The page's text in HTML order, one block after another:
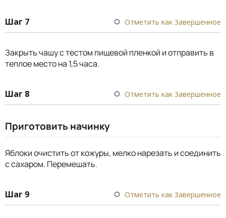
Шаг 7 Отметить как Завершенное
Закрыть чашу с тестом пищевой пленкой и отправить в
теплое место на 1,5 часа.
Шаг 8 Отметить как Завершенное
Приготовить начинку
Яблоки очистить от кожуры, мелко нарезать и соединить
с сахаром. Перемешать.
Шаг 9 Отметить как Завершенное